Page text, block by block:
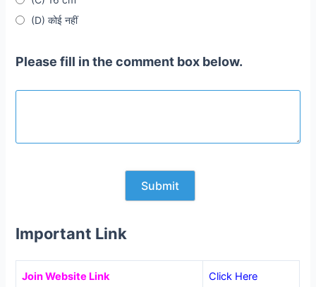
(D) कोई नहीं
Please fill in the comment box below.
Important Link
Join Website Link Click Here